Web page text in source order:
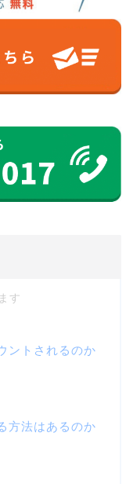
ントされるのか
方法はあるのか